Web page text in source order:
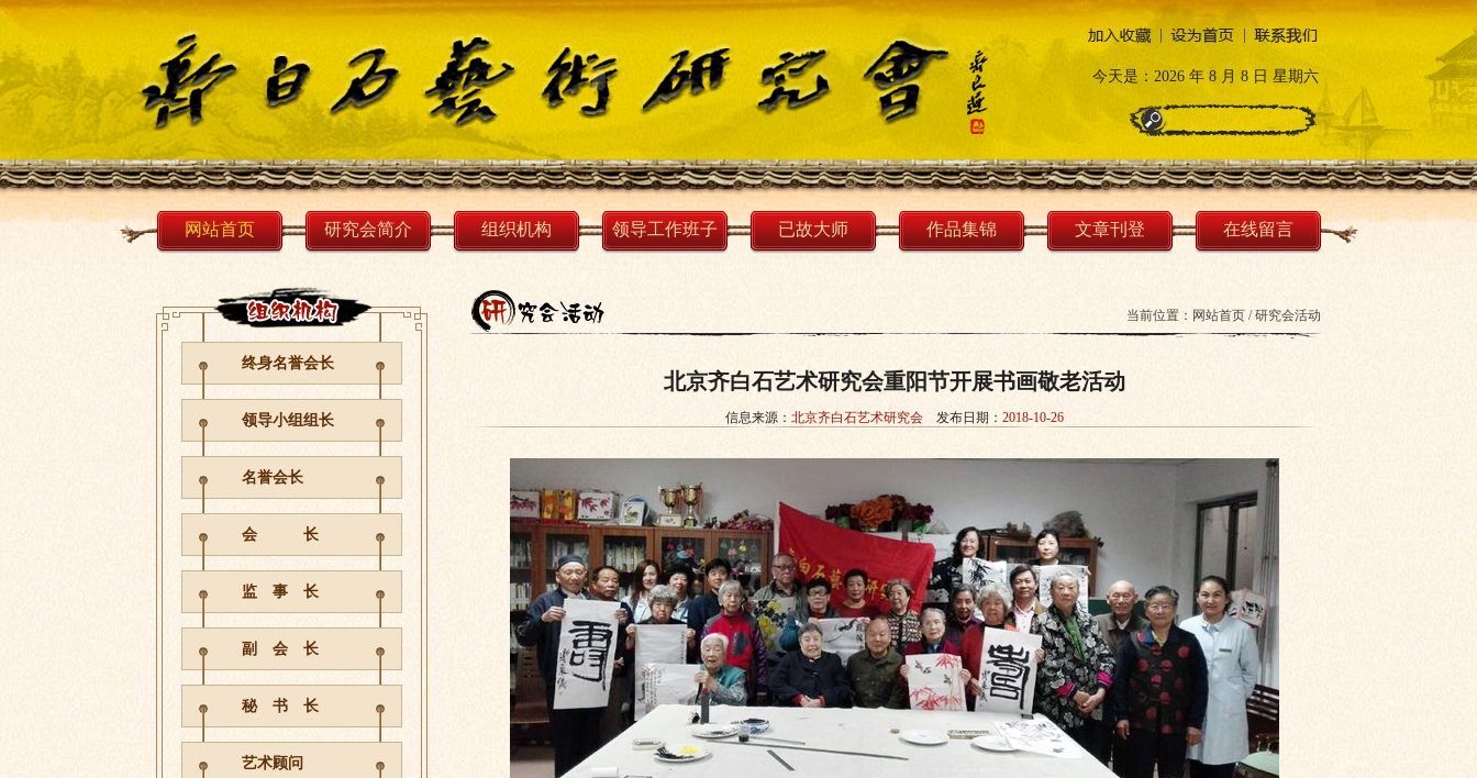
今天是： 2026 年 8 月 8 日 星期六
网站首页 研究会简介 组织机构 领导工作班子 已故大师 作品集锦 文章刊登 在线留言
终身名誉会长
领导小组组长
名誉会长
会 长
监 事 长
副 会 长
秘 书 长
艺术顾问
当前位置： 网站首页 /研究会活动
北京齐白石艺术研究会重阳节开展书画敬老活动
信息来源： 北京齐白石艺术研究会 发布日期： 2018-10-26